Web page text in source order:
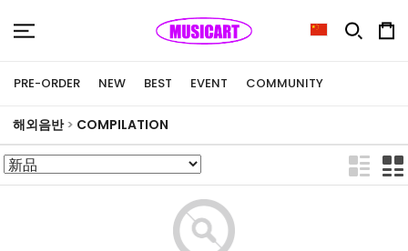
PRE-ORDER NEW BEST EVENT COMMUNITY
해외음반> COMPILATION